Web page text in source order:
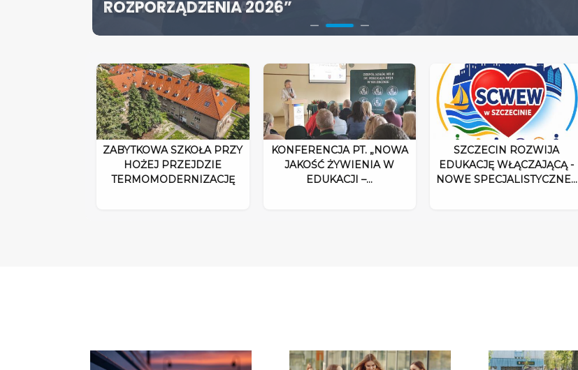
TERMOMODERNIZACJĘ
ROZPORZĄDZENIA 2026”
SPECJALISTYCZNE CENTRUM ROZPOCZYNA DZIAŁALNOŚĆ
ZABYTKOWA SZKOŁA PRZY
HOŻEJ PRZEJDZIE
TERMOMODERNIZACJĘ
KONFERENCJA PT. „NOWA
JAKOŚĆ ŻYWIENIA W
EDUKACJI –…
SZCZECIN ROZWIJA
EDUKACJĘ WŁĄCZAJĄCĄ -
NOWE SPECJALISTYCZNE…